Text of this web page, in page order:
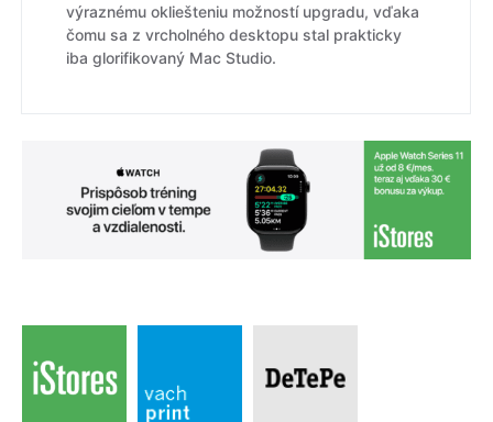
výraznému okliešteniu možností upgradu, vďaka
čomu sa z vrcholného desktopu stal prakticky
iba glorifikovaný Mac Studio.